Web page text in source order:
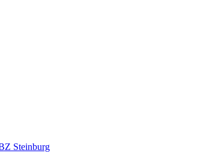
Steinburg